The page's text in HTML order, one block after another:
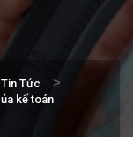
Tin Tức >
kế toán